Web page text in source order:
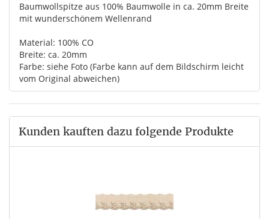
Baumwollspitze aus 100% Baumwolle in ca. 20mm Breite
mit wunderschönem Wellenrand
Material: 100% CO
Breite: ca. 20mm
Farbe: siehe Foto (Farbe kann auf dem Bildschirm leicht
vom Original abweichen)
Kunden kauften dazu folgende Produkte